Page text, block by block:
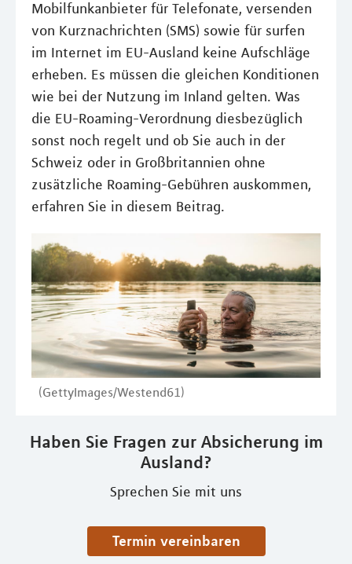
Mobilfunkanbieter für Telefonate, versenden
von Kurznachrichten (SMS) sowie für surfen
im Internet im EU-Ausland keine Aufschläge
erheben. Es müssen die gleichen Konditionen
wie bei der Nutzung im Inland gelten. Was
die EU-Roaming-Verordnung diesbezüglich
sonst noch regelt und ob Sie auch in der
Schweiz oder in Großbritannien ohne
zusätzliche Roaming-Gebühren auskommen,
erfahren Sie in diesem Beitrag.
(GettyImages/Westend61)
Haben Sie Fragen zur Absicherung im
Ausland?
Sprechen Sie mit uns
Termin vereinbaren